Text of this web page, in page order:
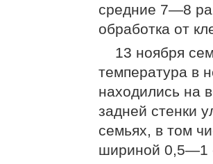
средние 7—8
обработка от
13 ноября
температура в
находились на
задней стенки
семьях, в том
шириной 0,5—1